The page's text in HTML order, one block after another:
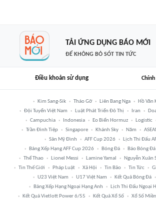
TẢI ỨNG DỤNG BÁO MỚI
ĐỂ KHÔNG BỎ SÓT TIN TỨC
Điều khoản sử dụng
Kim Sang-Sik Tháo Gỡ Liên Bang Nga Hồ Văn
Đội Tuyển Việt Nam
Luật Phát Triển Đô Thị Iran
Campuchia
Indonesia Eo Biển Hormuz Logistic
Trần Đình Tiệp
Singapore Khánh Sky Năm
Sân Mỹ Đình
AFF Cup 2026
Lịch Thi Đấu
Bảng Xếp Hạng AFF Cup 2026
Bóng Đá Báo Bóng Đá
Thể Thao
Lionel Messi Lamine Yamal Nguyễn Xuân
Tin Thế Giới
Pháp Luật Xã Hội Tin Bão Tin Tức
U23 Việt Nam
U17 Việt Nam Kết Quả Bóng Đá
Bảng Xếp Hạng Ngoại Hạng Anh
Lịch Thi Đấu Ngoại
Kết Quả Vietlott Power 6/55
Kết Quả Xổ Số Xổ Số